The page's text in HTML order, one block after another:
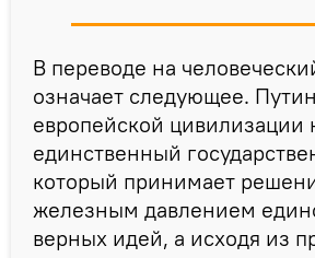
В переводе на
означает следующее.
европейской цивилизации
единственный
который принимает
железным давлением
верных идей, а исходя из